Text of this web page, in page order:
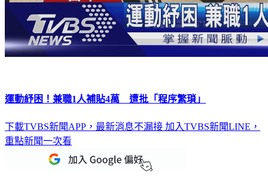
運動紓困！兼職1人補貼4萬 遭批「程序繁瑣」
下載TVBS新聞APP，最新消息不漏接 加入TVBS新聞LINE，
重點新聞一次看